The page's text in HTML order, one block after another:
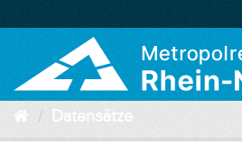
zum
Datensätze